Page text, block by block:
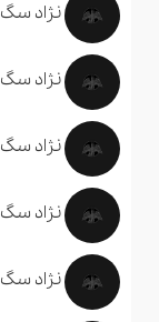
نژاد سگ
نژاد سگ
نژاد سگ
نژاد سگ
نژاد سگ